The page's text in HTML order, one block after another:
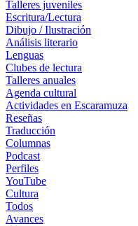
Talleres juveniles
Escritura/Lectura
Dibujo / Ilustración
Análisis literario
Lenguas
Clubes de lectura
Talleres anuales
Agenda cultural
Actividades en Escaramuza
Reseñas
Traducción
Columnas
Podcast
Perfiles
YouTube
Cultura
Todos
Avances